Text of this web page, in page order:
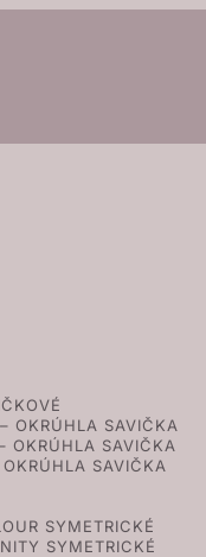
OKRÚHLA SAVIČKA
OKRÚHLA SAVIČKA
SAVIČKA
SYMETRICKÉ
SYMETRICKÉ